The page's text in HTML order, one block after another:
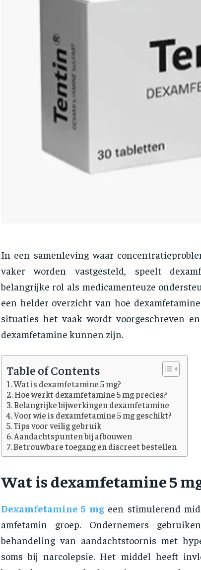
In een samenleving waar
vaker worden vastgesteld, speelt
belangrijke rol als medicamenteuze
een helder overzicht van hoe
situaties het vaak wordt voorgeschreven
dexamfetamine kunnen zijn.
Table of Contents
Wat is dexamfetamine 5 mg?
Hoe werkt dexamfetamine 5 mg precies?
Belangrijke bijwerkingen dexamfetamine
Voor wie is dexamfetamine 5 mg geschikt?
Tips voor veilig gebruik
Aandachtspunten bij afbouwen
Betrouwbare toegang en discreet bestellen
Wat is dexamfetamine 5
Dexamfetamine 5 mgeen stimulerend
amfetamin groep. Ondernemers
behandeling van aandachtstoornis met
soms bij narcolepsie. Het middel heeft